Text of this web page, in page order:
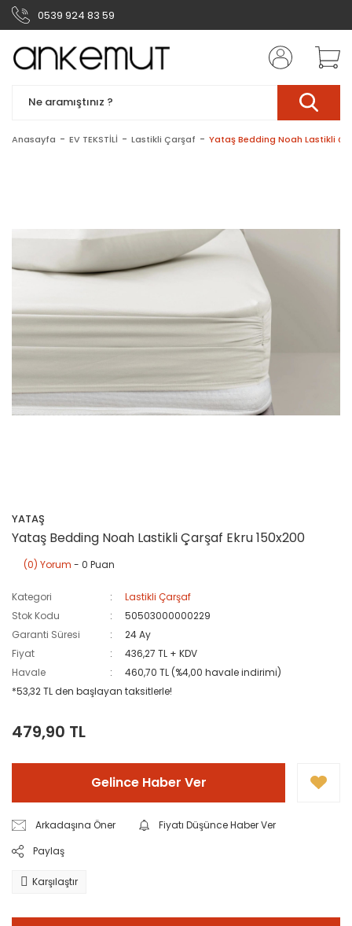
0539 924 83 59
Anasayfa EV TEKSTİLİ Lastikli Çarşaf Yataş Bedding Noah Lastikli
YATAŞ
Yataş Bedding Noah Lastikli Çarşaf Ekru 150x200
(0) Yorum - 0 Puan
Kategori
Lastikli Çarşaf
Stok Kodu
50503000000229
Garanti Süresi
24 Ay
Fiyat
436,27 TL + KDV
Havale
460,70 TL (%4,00 havale indirimi)
*53,32 TL den başlayan taksitlerle!
479,90 TL
Gelince Haber Ver
Arkadaşına Öner
Fiyatı Düşünce Haber Ver
Paylaş
Karşılaştır